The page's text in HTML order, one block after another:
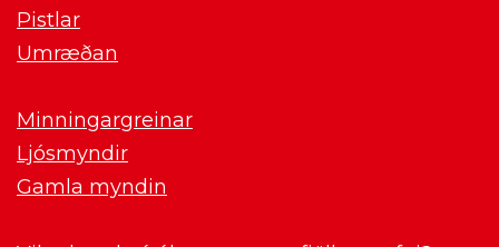
Pistlar
Umræðan
Minningargreinar
Ljósmyndir
Gamla myndin